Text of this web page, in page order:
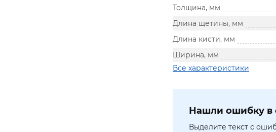
Толщина, мм
Длина щетины, мм
Длина кисти, мм
Ширина, мм
Все характеристики
Нашли ошибку в
Выделите текст с